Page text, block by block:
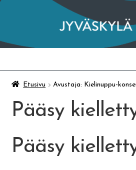
Siirry
Siirry
Taidemuseo & Ratamo
Suomen käsityön museo
Skeittihalli
Etusivu Avustaja: Kielinuppu-
Pääsy
Pääsy